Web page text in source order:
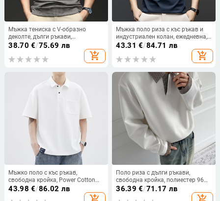
Мъжка тениска с V-образно
деколте, дълги ръкави,
геометричен принт, полиестер-
еластанова смес за пролет и
есен.
38.70 €/75.69 лв
add_shopping_cart
Мъжка поло риза с къс ръкав и
индустриален колан, ежедневна,
с ревер, бизнес лятна, тънка, без
желязо, от черничева коприна
43.31 €/84.71 лв
add_shopping_cart
Мъжко поло с къс ръкав,
свободна кройка, Power Cotton
плат, дишащ и износоустойчив,
43.98 €/86.02 лв
Поло риза с дълги ръкави,
свободна кройка, полиестер 96%,
подходяща за пролет и есен
36.39 €/71.17 лв